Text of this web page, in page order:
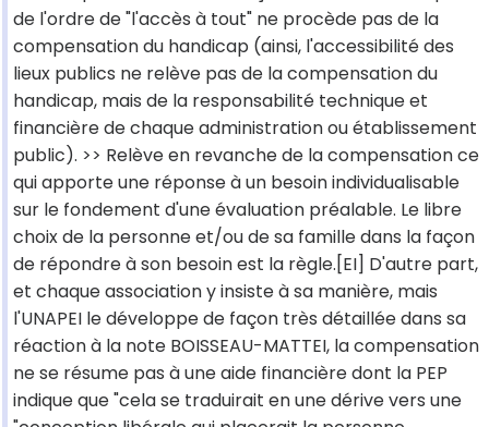
de l'ordre de "l'accès à tout" ne procède pas de la
compensation du handicap (ainsi, l'accessibilité des
lieux publics ne relève pas de la compensation du
handicap, mais de la responsabilité technique et
financière de chaque administration ou établissement
public). >> Relève en revanche de la compensation ce
qui apporte une réponse à un besoin individualisable
sur le fondement d'une évaluation préalable. Le libre
choix de la personne et/ou de sa famille dans la façon
de répondre à son besoin est la règle.[EI] D'autre part,
et chaque association y insiste à sa manière, mais
l'UNAPEI le développe de façon très détaillée dans sa
réaction à la note BOISSEAU-MATTEI, la compensation
ne se résume pas à une aide financière dont la PEP
indique que "cela se traduirait en une dérive vers une